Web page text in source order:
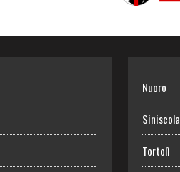
Nuoro
Siniscola
Tortolì